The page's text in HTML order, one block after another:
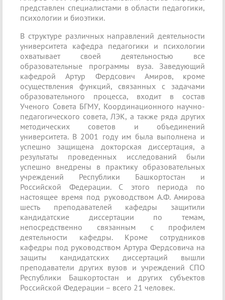
представлен специалистами в области педагогики,
психологии и биоэтики.
В структуре различных направлений деятельности
университета кафедра педагогики и психологии
охватывает своей деятельностью все
образовательные программы вуза. Заведующий
кафедрой Артур Фердсович Амиров, кроме
осуществления функций, связанных с задачами
образовательного процесса, входит в состав
Ученого Совета БГМУ, Координационного научно-
педагогического совета, ЛЭК, а также ряда других
методических советов и объединений
университета. В 2001 году им была выполнена и
успешно защищена докторская диссертация, а
результаты проведенных исследований были
успешно внедрены в практику образовательных
учреждений Республики Башкортостан и
Российской Федерации. С этого периода по
настоящее время под руководством А.Ф. Амирова
шесть преподавателей кафедры защитили
кандидатские диссертации по темам,
непосредственно связанным с профилем
деятельности кафедры. Кроме сотрудников
кафедры под руководством Артура Фердсовича на
защиты кандидатских диссертаций вышли
преподаватели других вузов и учреждений СПО
Республики Башкортостан и других субъектов
Российской Федерации – всего 21 человек.